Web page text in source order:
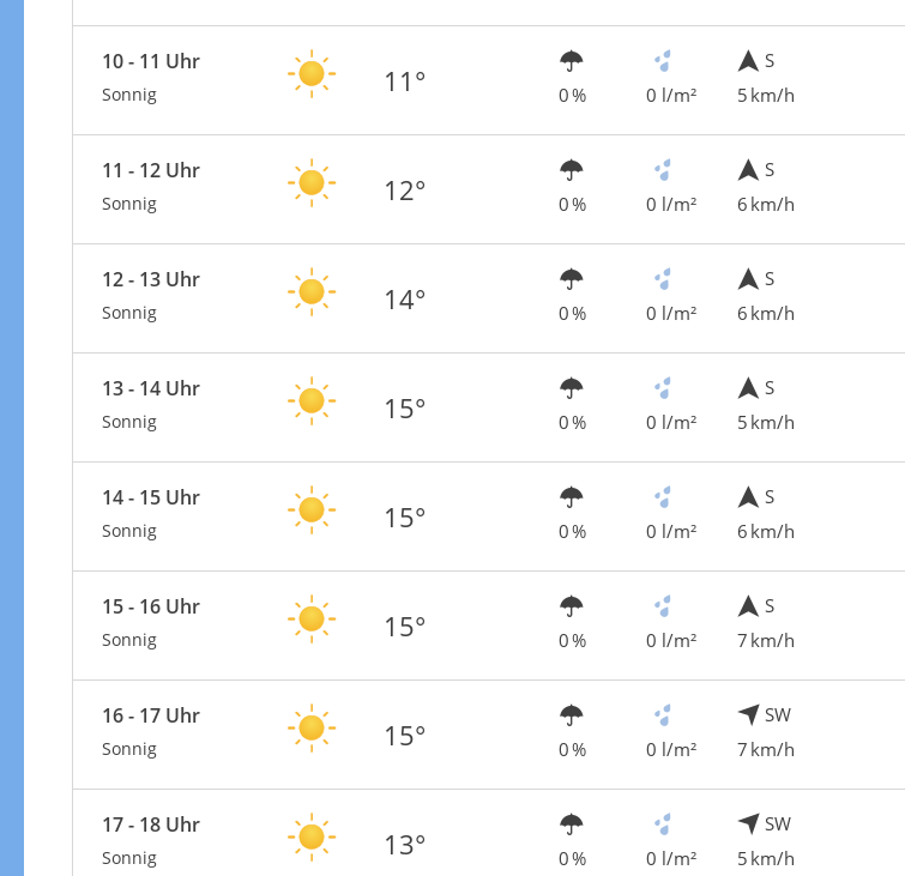
10 - 11 Uhr
Sonnig 11° 0 % 0 l/m²
S
5 km/h
11 - 12 Uhr
Sonnig 12° 0 % 0 l/m²
S
6 km/h
12 - 13 Uhr
Sonnig 14° 0 % 0 l/m²
S
6 km/h
13 - 14 Uhr
Sonnig 15° 0 % 0 l/m²
S
5 km/h
14 - 15 Uhr
Sonnig 15° 0 % 0 l/m²
S
6 km/h
15 - 16 Uhr
Sonnig 15° 0 % 0 l/m²
S
7 km/h
16 - 17 Uhr
Sonnig 15° 0 % 0 l/m²
SW
7 km/h
17 - 18 Uhr
Sonnig 13° 0 % 0 l/m²
SW
5 km/h